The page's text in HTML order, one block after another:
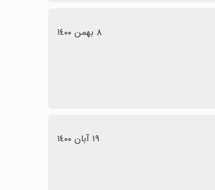
٨ بهمن ١٤٠٠
١٩ آبان ١٤٠٠